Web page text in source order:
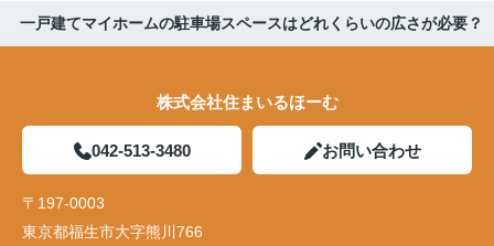
一戸建てマイホームの駐車場スペースはどれくらいの広さが必要？
株式会社住まいるほーむ
042-513-3480 お問い合わせ
〒197-0003
東京都福生市大字熊川766